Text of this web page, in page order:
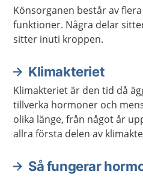
Könsorganen består av
funktioner. Några delar
sitter inuti kroppen.
Klimakteriet
Klimakteriet är den tid då
tillverka hormoner och
olika länge, från något år
allra första delen av
Så fungerar